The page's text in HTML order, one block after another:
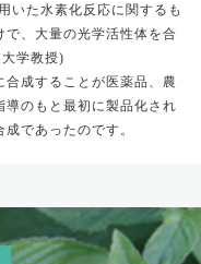
いた水素化反応に関するも
、大量の光学活性体を合
学教授)
合成することが医薬品、農
のもと最初に製品化され
であったのです。